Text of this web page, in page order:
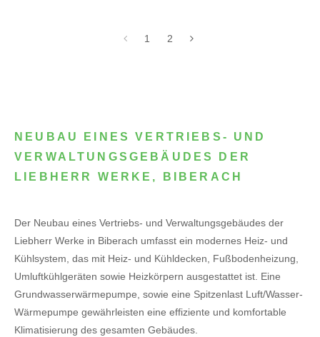
1 2
NEUBAU EINES VERTRIEBS- UND
VERWALTUNGSGEBÄUDES DER
LIEBHERR WERKE, BIBERACH
Der Neubau eines Vertriebs- und Verwaltungsgebäudes der
Liebherr Werke in Biberach umfasst ein modernes Heiz- und
Kühlsystem, das mit Heiz- und Kühldecken, Fußbodenheizung,
Umluftkühlgeräten sowie Heizkörpern ausgestattet ist. Eine
Grundwasserwärmepumpe, sowie eine Spitzenlast Luft/Wasser-
Wärmepumpe gewährleisten eine effiziente und komfortable
Klimatisierung des gesamten Gebäudes.